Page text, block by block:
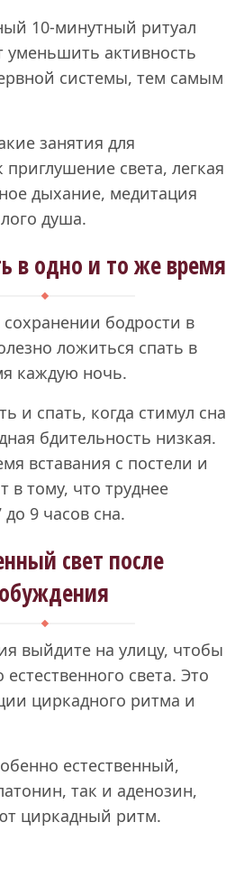
10-минутный ритуал
уменьшить активность
системы, тем самым
занятия для
приглушение света, легкая
дыхание, медитация
душа.
в одно и то же время
сохранении бодрости в
ложиться спать в
каждую ночь.
и спать, когда стимул сна
бдительность низкая.
вставания с постели и
в тому, что труднее
9 часов сна.
свет после
выйдите на улицу, чтобы
света. Это
циркадного ритма и
естественный,
так и аденозин,
циркадный ритм.